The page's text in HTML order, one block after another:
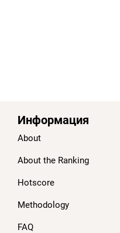
Информация
About
About the Ranking
Hotscore
Methodology
FAQ